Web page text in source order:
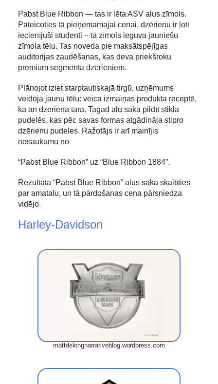
Pabst Blue Ribbon — tas ir lēta ASV alus zīmols.
Pateicoties tā pieņemamajai cenai, dzērienu ir ļoti
iecienījuši studenti – tā zīmols ieguva jauniešu
zīmola tēlu. Tas noveda pie maksātspējīgas
auditorijas zaudēšanas, kas deva priekšroku
premium segmenta dzērieniem.
Plānojot iziet starptautiskajā tirgū, uzņēmums
veidoja jaunu tēlu: veica izmaiņas produkta receptē,
kā arī dzēriena tarā. Tagad alu sāka pildīt stikla
pudelēs, kas pēc savas formas atgādināja stipro
dzērienu pudeles. Ražotājs ir arī mainījis
nosaukumu no
“Pabst Blue Ribbon” uz “Blue Ribbon 1884”.
Rezultātā “Pabst Blue Ribbon” alus sāka skaitīties
par amatalu, un tā pārdošanas cena pārsniedza
vidējo.
Harley-Davidson
mattdelongnarrativeblog.wordpress.com